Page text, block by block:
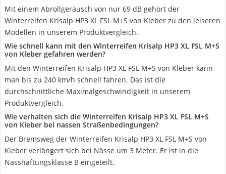
Mit einem Abrollgeräusch von nur 69 dB gehört der
Winterreifen Krisalp HP3 XL FSL M+S von Kleber zu den leiseren
Modellen in unserem Produktvergleich.
Wie schnell kann mit den Winterreifen Krisalp HP3 XL FSL M+S
von Kleber gefahren werden?
Mit den Winterreifen Krisalp HP3 XL FSL M+S von Kleber kann
man bis zu 240 km/h schnell fahren. Das ist die
durchschnittliche Maximalgeschwindigkeit in unserem
Produktvergleich.
Wie verhalten sich die Winterreifen Krisalp HP3 XL FSL M+S
von Kleber bei nassen Straßenbedingungen?
Der Bremsweg der Winterreifen Krisalp HP3 XL FSL M+S von
Kleber verlängert sich bei Nässe um 3 Meter. Er ist in die
Nasshaftungsklasse B eingeteilt.